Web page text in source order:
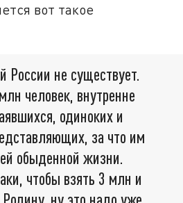
вот такое
России не существует.
человек, внутренне
одиноких и
за что им
обыденной жизни.
чтобы взять 3 млн и